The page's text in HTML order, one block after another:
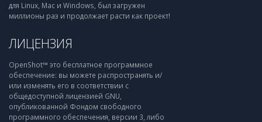
для Linux, Mac и Windows, был загружен
миллионы раз и продолжает расти как проект!
ЛИЦЕНЗИЯ
OpenShot™ это бесплатное программное
обеспечение: вы можете распространять и/
или изменять его в соответствии с
общедоступной лицензией GNU,
опубликованной Фондом свободного
программного обеспечения, версии 3, либо